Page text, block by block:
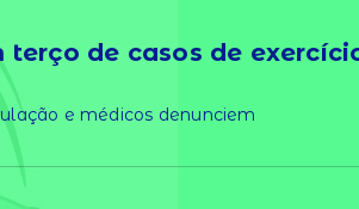
terço de casos de
e médicos denunciem